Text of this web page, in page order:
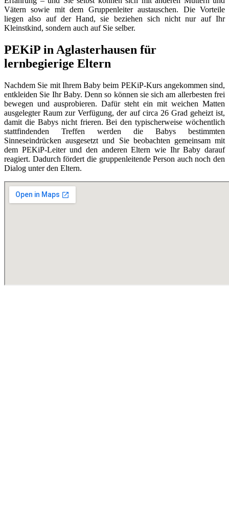
Vätern sowie mit dem Gruppenleiter austauschen. Die Vorteile
liegen also auf der Hand, sie beziehen sich nicht nur auf Ihr
Kleinstkind, sondern auch auf Sie selber.
PEKiP in Aglasterhausen für
lernbegierige Eltern
Nachdem Sie mit Ihrem Baby beim PEKiP-Kurs angekommen sind,
entkleiden Sie Ihr Baby. Denn so können sie sich am allerbesten frei
bewegen und ausprobieren. Dafür steht ein mit weichen Matten
ausgelegter Raum zur Verfügung, der auf circa 26 Grad geheizt ist,
damit die Babys nicht frieren. Bei den typischerweise wöchentlich
stattfindenden Treffen werden die Babys bestimmten
Sinneseindrücken ausgesetzt und Sie beobachten gemeinsam mit
dem PEKiP-Leiter und den anderen Eltern wie Ihr Baby darauf
reagiert. Dadurch fördert die gruppenleitende Person auch noch den
Dialog unter den Eltern.